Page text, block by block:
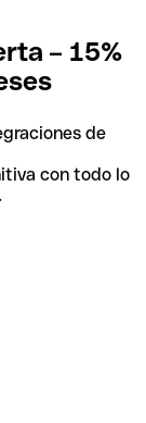
– 15%
de
con todo lo